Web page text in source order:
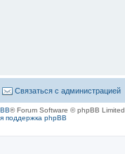
Связаться с администрацией
® Forum Software © phpBB Limited
поддержка phpBB